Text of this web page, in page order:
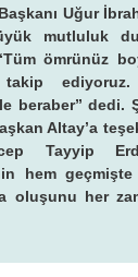
Uğur
mutluluk
ömrünüz
ediyoruz.
beraber” dedi.
Altay’a
Tayyip
hem
oluşunu her